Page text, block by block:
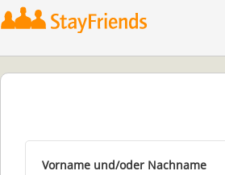
Vorname und/oder Nachname